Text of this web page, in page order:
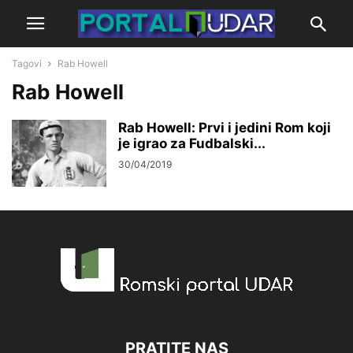
Tagovi Rab Howell
Rab Howell
Rab Howell: Prvi i jedini Rom koji
je igrao za Fudbalski...
30/04/2019
PRATITE NAS